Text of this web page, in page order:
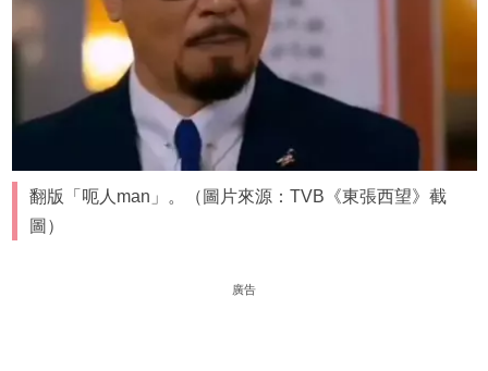
翻版「呃人man」。（圖片來源：TVB《東張西望》截
圖）
廣告